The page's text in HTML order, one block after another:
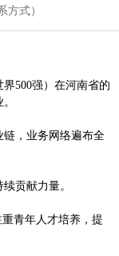
方式）
500强）在河南省的
，业务网络遍布全
贡献力量。
青年人才培养，提